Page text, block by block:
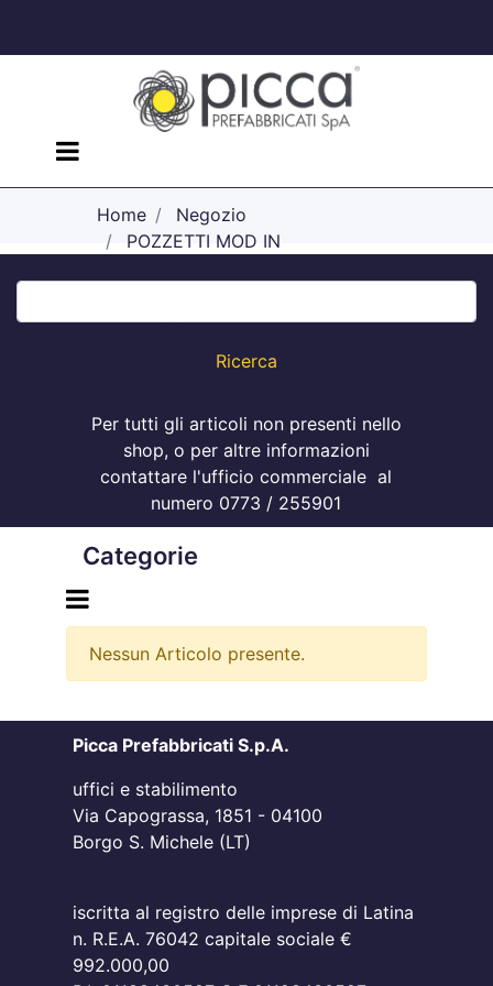
Open menu
Home
Negozio
POZZETTI MOD IN
80X125 cm
Per tutti gli articoli non presenti nello
shop, o per altre informazioni
contattare l'ufficio commerciale al
numero 0773 / 255901
Categorie
Open menu
Nessun Articolo presente.
Picca Prefabbricati S.p.A.
uffici e stabilimento
Via Capograssa, 1851 - 04100
Borgo S. Michele (LT)
iscritta al registro delle imprese di Latina
n. R.E.A. 76042 capitale sociale €
992.000,00